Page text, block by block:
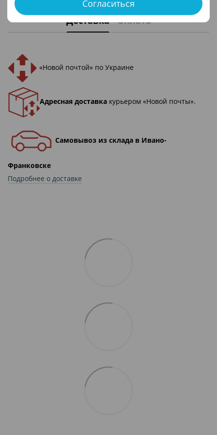
Согласиться
Доставка Оплата
«Новой почтой» по Украине
Адресная доставка курьером «Новой почты».
Самовывоз из склада в Ивано-
Франковске
Подробнее о доставке